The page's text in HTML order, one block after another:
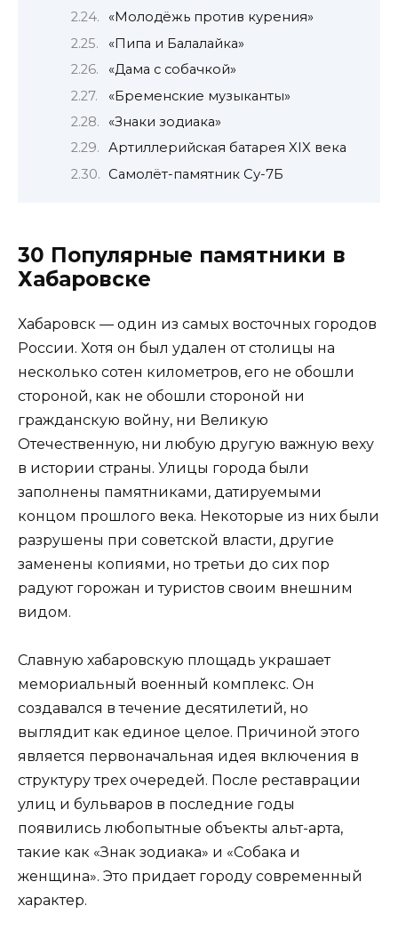
«Молодёжь против курения»
«Пипа и Балалайка»
«Дама с собачкой»
«Бременские музыканты»
«Знаки зодиака»
Артиллерийская батарея XIX века
Самолёт-памятник Су-7Б
30 Популярные памятники в
Хабаровске
Хабаровск — один из самых восточных городов
России. Хотя он был удален от столицы на
несколько сотен километров, его не обошли
стороной, как не обошли стороной ни
гражданскую войну, ни Великую
Отечественную, ни любую другую важную веху
в истории страны. Улицы города были
заполнены памятниками, датируемыми
концом прошлого века. Некоторые из них были
разрушены при советской власти, другие
заменены копиями, но третьи до сих пор
радуют горожан и туристов своим внешним
видом.
Славную хабаровскую площадь украшает
мемориальный военный комплекс. Он
создавался в течение десятилетий, но
выглядит как единое целое. Причиной этого
является первоначальная идея включения в
структуру трех очередей. После реставрации
улиц и бульваров в последние годы
появились любопытные объекты альт-арта,
такие как «Знак зодиака» и «Собака и
женщина». Это придает городу современный
характер.